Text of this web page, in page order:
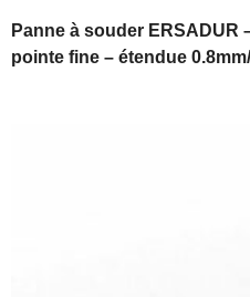
Panne à souder ERSADUR
pointe fine – étendue